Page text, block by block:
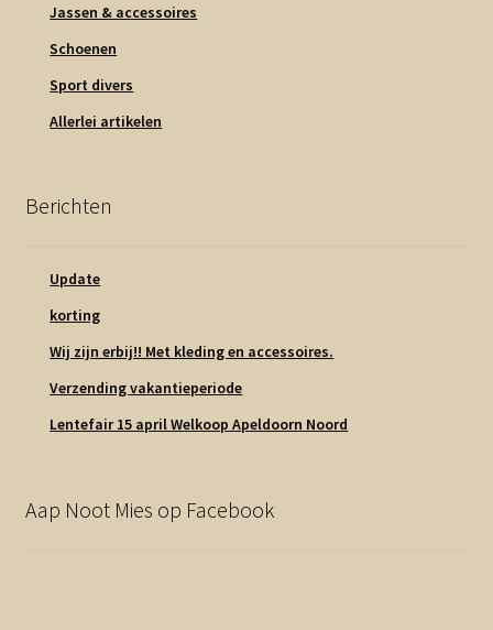
Jassen & accessoires
Schoenen
Sport divers
Allerlei artikelen
Berichten
Update
korting
Wij zijn erbij!! Met kleding en accessoires.
Verzending vakantieperiode
Lentefair 15 april Welkoop Apeldoorn Noord
Aap Noot Mies op Facebook